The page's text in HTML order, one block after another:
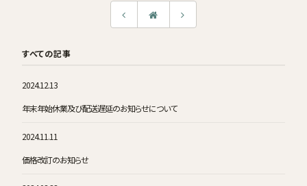
すべての記事
2024.12.13
年末年始休業及び配送遅延のお知らせについて
2024.11.11
価格改訂のお知らせ